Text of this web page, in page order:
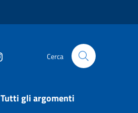
Cerca
Tutti gli argomenti